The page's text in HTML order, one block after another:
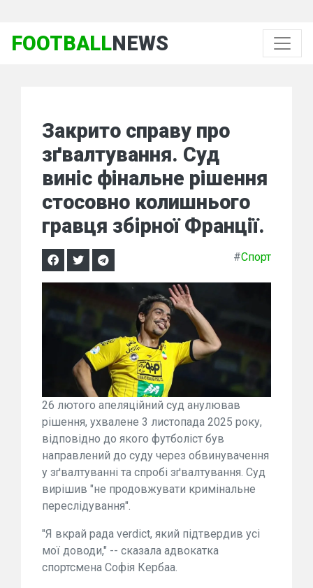
FOOTBALLNEWS
Закрито справу про
зґвалтування. Суд
виніс фінальне рішення
стосовно колишнього
гравця збірної Франції.
#Спорт
26 лютого апеляційний суд анулював
рішення, ухвалене 3 листопада 2025 року,
відповідно до якого футболіст був
направлений до суду через обвинувачення
у зґвалтуванні та спробі зґвалтування. Суд
вирішив "не продовжувати кримінальне
переслідування".
"Я вкрай рада verdict, який підтвердив усі
мої доводи," -- сказала адвокатка
спортсмена Софія Кербаа.